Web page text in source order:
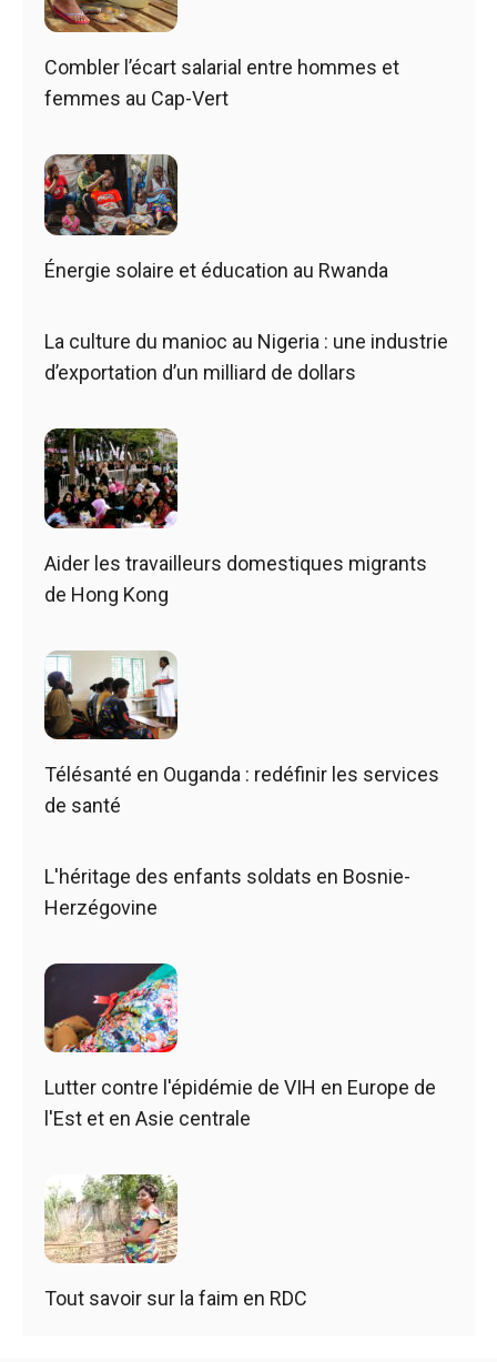
Combler l’écart salarial entre hommes et
femmes au Cap-Vert
Énergie solaire et éducation au Rwanda
La culture du manioc au Nigeria : une industrie
d’exportation d’un milliard de dollars
Aider les travailleurs domestiques migrants
de Hong Kong
Télésanté en Ouganda : redéfinir les services
de santé
L'héritage des enfants soldats en Bosnie-
Herzégovine
Lutter contre l'épidémie de VIH en Europe de
l'Est et en Asie centrale
Tout savoir sur la faim en RDC